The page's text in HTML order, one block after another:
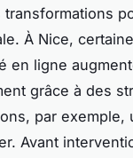
transformations
À Nice,
en ligne
grâce à des
par exemple,
Avant